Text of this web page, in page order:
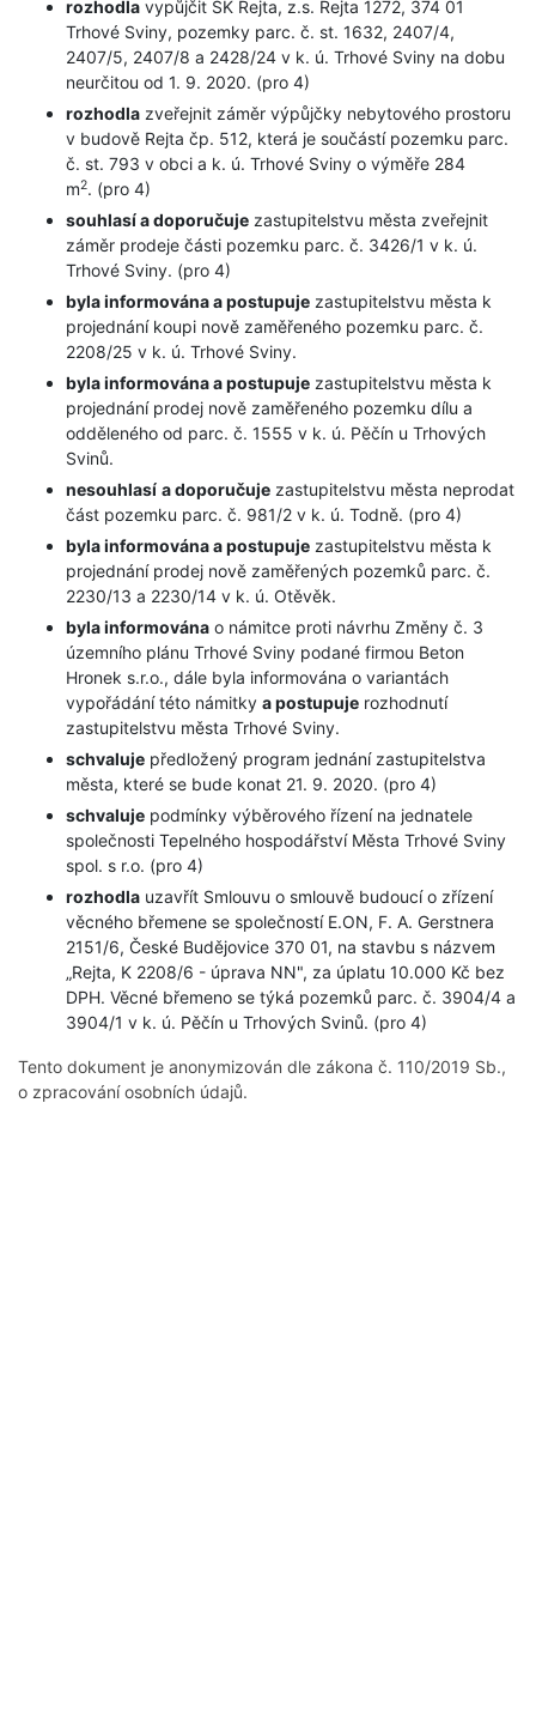
rozhodla vypůjčit SK Rejta, z.s. Rejta 1272, 374 01
Trhové Sviny, pozemky parc. č. st. 1632, 2407/4,
2407/5, 2407/8 a 2428/24 v k. ú. Trhové Sviny na dobu
neurčitou od 1. 9. 2020. (pro 4)
rozhodla zveřejnit záměr výpůjčky nebytového prostoru
v budově Rejta čp. 512, která je součástí pozemku parc.
č. st. 793 v obci a k. ú. Trhové Sviny o výměře 284
m2. (pro 4)
souhlasí a doporučuje zastupitelstvu města zveřejnit
záměr prodeje části pozemku parc. č. 3426/1 v k. ú.
Trhové Sviny. (pro 4)
byla informována a postupuje zastupitelstvu města k
projednání koupi nově zaměřeného pozemku parc. č.
2208/25 v k. ú. Trhové Sviny.
byla informována a postupuje zastupitelstvu města k
projednání prodej nově zaměřeného pozemku dílu a
odděleného od parc. č. 1555 v k. ú. Pěčín u Trhových
Svinů.
nesouhlasí a doporučuje zastupitelstvu města neprodat
část pozemku parc. č. 981/2 v k. ú. Todně. (pro 4)
byla informována a postupuje zastupitelstvu města k
projednání prodej nově zaměřených pozemků parc. č.
2230/13 a 2230/14 v k. ú. Otěvěk.
byla informována o námitce proti návrhu Změny č. 3
územního plánu Trhové Sviny podané firmou Beton
Hronek s.r.o., dále byla informována o variantách
vypořádání této námitky a postupuje rozhodnutí
zastupitelstvu města Trhové Sviny.
schvaluje předložený program jednání zastupitelstva
města, které se bude konat 21. 9. 2020. (pro 4)
schvaluje podmínky výběrového řízení na jednatele
společnosti Tepelného hospodářství Města Trhové Sviny
spol. s r.o. (pro 4)
rozhodla uzavřít Smlouvu o smlouvě budoucí o zřízení
věcného břemene se společností E.ON, F. A. Gerstnera
2151/6, České Budějovice 370 01, na stavbu s názvem
„Rejta, K 2208/6 - úprava NN", za úplatu 10.000 Kč bez
DPH. Věcné břemeno se týká pozemků parc. č. 3904/4 a
3904/1 v k. ú. Pěčín u Trhových Svinů. (pro 4)
Tento dokument je anonymizován dle zákona č. 110/2019 Sb.,
o zpracování osobních údajů.